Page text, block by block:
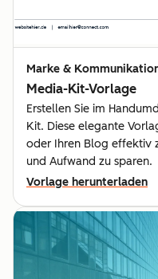
Marke &
Media-Kit-Vorlage
Erstellen Sie im
Kit. Diese elegante
oder Ihren Blog effektiv
und Aufwand zu sparen.
Vorlage herunterladen